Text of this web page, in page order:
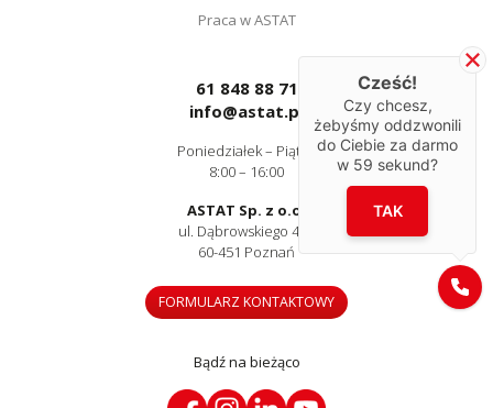
Praca w ASTAT
61 848 88 71
info@astat.pl
Poniedziałek – Piątek
8:00 – 16:00
ASTAT Sp. z o.o.
ul. Dąbrowskiego 441
60-451 Poznań
FORMULARZ KONTAKTOWY
Bądź na bieżąco
Cześć!
Czy chcesz,
żebyśmy oddzwonili
do Ciebie za darmo
w 59 sekund?
TAK